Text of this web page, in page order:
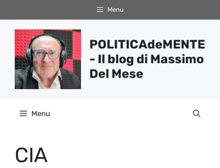
al
contenuto
Menu
POLITICAdeMENTE
- Il blog di Massimo
Del Mese
Menu
CIA